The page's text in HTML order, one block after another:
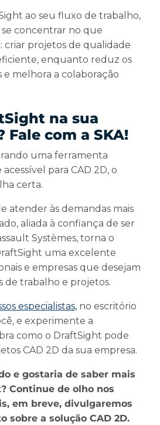
ao seu fluxo de trabalho,
concentrar no que
criar projetos de qualidade
enquanto reduz os
e melhora a colaboração
na sua
Fale com a SKA!
uma ferramenta
para CAD 2D, o
certa.
atender às demandas mais
aliada à confiança de ser
Systèmes, torna o
uma excelente
e empresas que desejam
de trabalho e projetos.
especialistas, no escritório
e experimente a
como o DraftSight pode
CAD 2D da sua empresa.
e gostaria de saber mais
Continue de olho nos
em breve, divulgaremos
sobre a solução CAD 2D.